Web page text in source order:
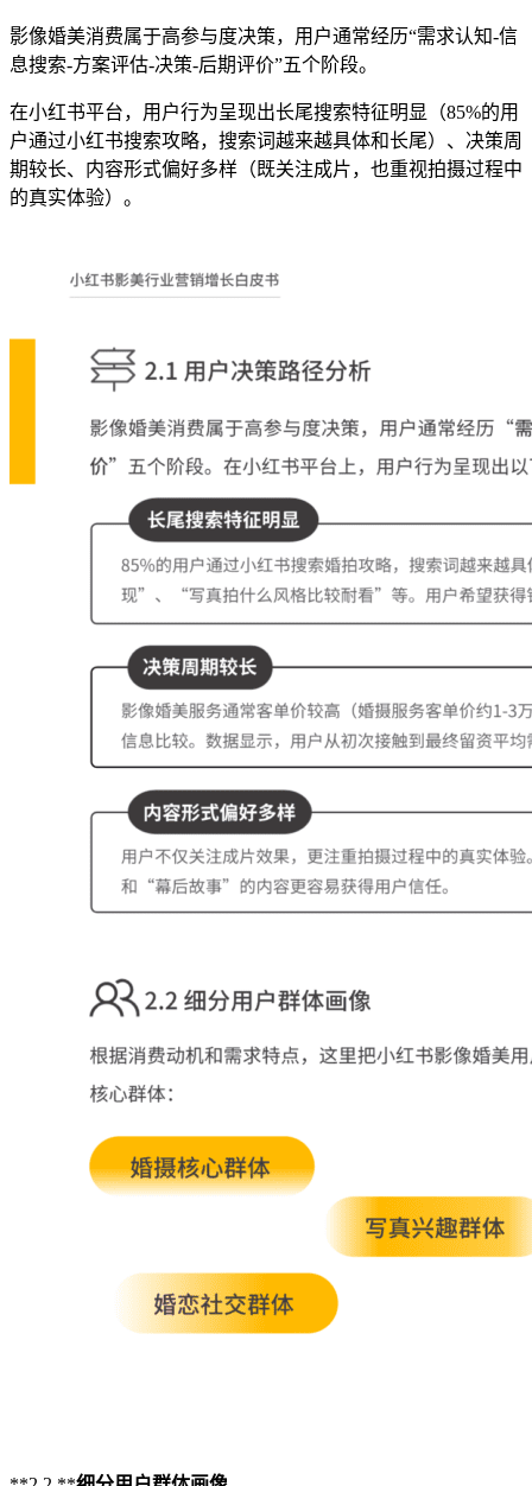
影像婚美消费属于高参与度决策，用户通常经历“需求认知-信
息搜索-方案评估-决策-后期评价”五个阶段。
在小红书平台，用户行为呈现出长尾搜索特征明显（85%的用
户通过小红书搜索攻略，搜索词越来越具体和长尾）、决策周
期较长、内容形式偏好多样（既关注成片，也重视拍摄过程中
的真实体验）。